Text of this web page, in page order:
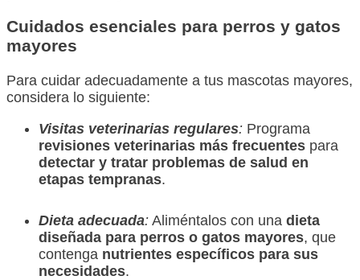
Cuidados esenciales para perros y gatos
mayores
Para cuidar adecuadamente a tus mascotas mayores,
considera lo siguiente:
Visitas veterinarias regulares: Programa
revisiones veterinarias más frecuentes para
detectar y tratar problemas de salud en
etapas tempranas.
Dieta adecuada: Aliméntalos con una dieta
diseñada para perros o gatos mayores, que
contenga nutrientes específicos para sus
necesidades.